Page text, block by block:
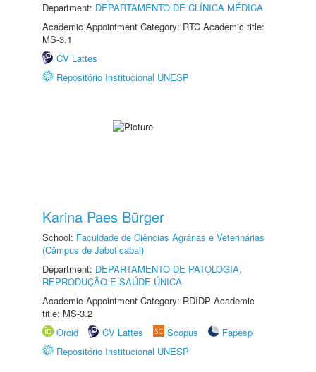
Department: DEPARTAMENTO DE CLÍNICA MÉDICA
Academic Appointment Category: RTC Academic title:
MS-3.1
CV Lattes
Repositório Institucional UNESP
Karina Paes Bürger
School: Faculdade de Ciências Agrárias e Veterinárias
(Câmpus de Jaboticabal)
Department: DEPARTAMENTO DE PATOLOGIA,
REPRODUÇÃO E SAÚDE ÚNICA
Academic Appointment Category: RDIDP Academic
title: MS-3.2
Orcid
CV Lattes Scopus
Fapesp
Repositório Institucional UNESP